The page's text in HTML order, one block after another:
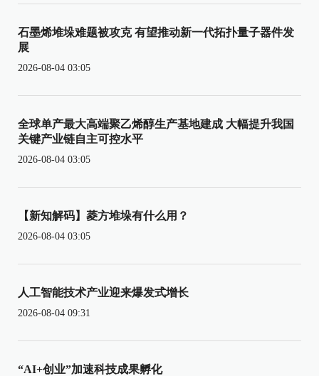
石墨烯堆垛难题被攻克 有望推动新一代拓扑量子器件发
展
2026-08-04 03:05
全球单产最大高端聚乙烯醇生产基地建成 大幅提升我国
关键产业链自主可控水平
2026-08-04 03:05
【新知解码】菱方堆垛有什么用？
2026-08-04 03:05
人工智能技术产业迎来爆发式增长
2026-08-04 09:31
“AI+创业”加速科技成果孵化